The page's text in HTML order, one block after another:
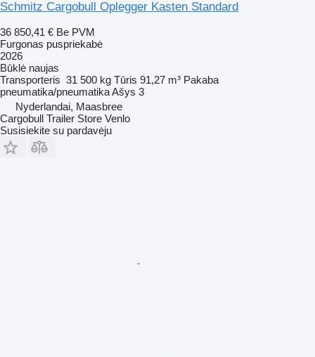
Schmitz Cargobull Oplegger Kasten Standard
36 850,41 € Be PVM
Furgonas puspriekabė
2026
Būklė naujas
Transporteris 31 500 kg Tūris 91,27 m³ Pakaba
pneumatika/pneumatikaAšys 3
Nyderlandai, Maasbree
Cargobull Trailer Store Venlo
Susisiekite su pardavėju